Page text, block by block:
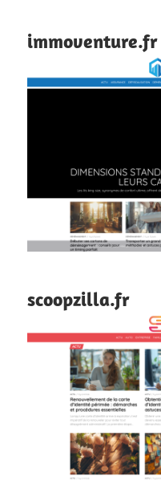
immoventure.fr
scoopzilla.fr